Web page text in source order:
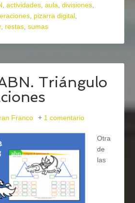
,actividades,aula,divisiones,
, pizarra digital,
, restas,sumas
Triángulo
Franco 1 comentario
Otra
de
las